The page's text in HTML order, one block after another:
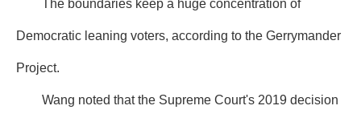
The boundaries keep a huge concentration of
Democratic leaning voters, according to the Gerrymander
Project.
Wang noted that the Supreme Court's 2019 decision